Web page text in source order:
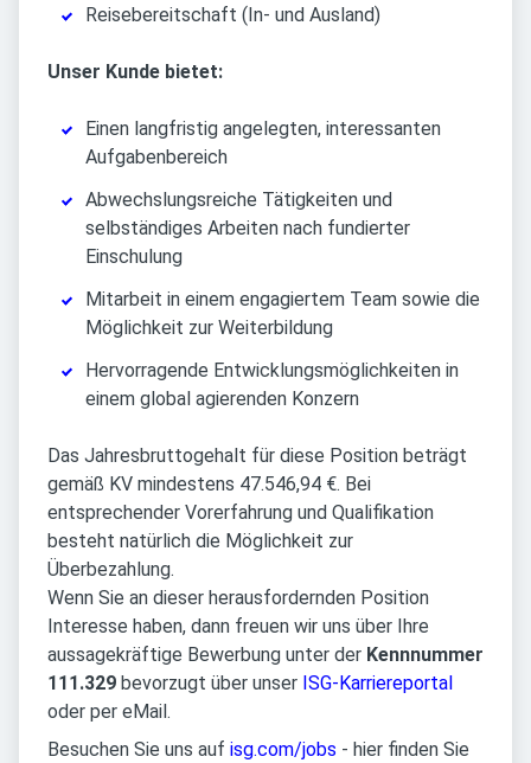
Reisebereitschaft (In- und Ausland)
Unser Kunde bietet:
Einen langfristig angelegten, interessanten
Aufgabenbereich
Abwechslungsreiche Tätigkeiten und
selbständiges Arbeiten nach fundierter
Einschulung
Mitarbeit in einem engagiertem Team sowie die
Möglichkeit zur Weiterbildung
Hervorragende Entwicklungsmöglichkeiten in
einem global agierenden Konzern
Das Jahresbruttogehalt für diese Position beträgt
gemäß KV mindestens 47.546,94 €. Bei
entsprechender Vorerfahrung und Qualifikation
besteht natürlich die Möglichkeit zur
Überbezahlung.
Wenn Sie an dieser herausfordernden Position
Interesse haben, dann freuen wir uns über Ihre
aussagekräftige Bewerbung unter der Kennnummer
111.329 bevorzugt über unser ISG-Karriereportal
oder per eMail.
Besuchen Sie uns auf isg.com/jobs - hier finden Sie